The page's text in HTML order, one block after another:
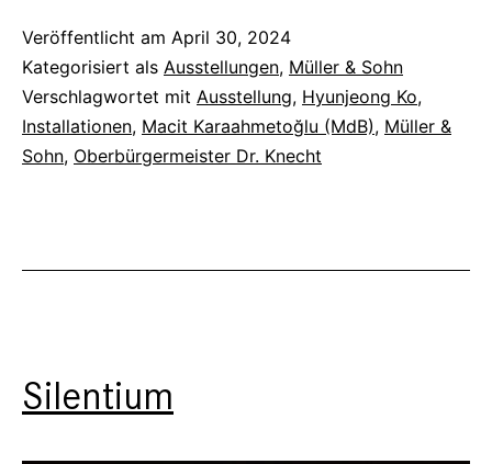
Sohn
+
Ko:
Showtime
Veröffentlicht am April 30, 2024
Kategorisiert als Ausstellungen, Müller & Sohn
Verschlagwortet mit Ausstellung, Hyunjeong Ko,
Installationen, Macit Karaahmetoğlu (MdB), Müller &
Sohn, Oberbürgermeister Dr. Knecht
Silentium